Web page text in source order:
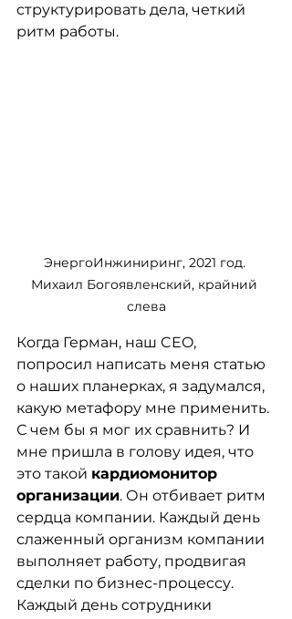
структурировать дела, четкий
ритм работы.
ЭнергоИнжиниринг, 2021 год.
Михаил Богоявленский, крайний
слева
Когда Герман, наш CEO,
попросил написать меня статью
о наших планерках, я задумался,
какую метафору мне применить.
С чем бы я мог их сравнить? И
мне пришла в голову идея, что
это такой кардиомонитор
организации. Он отбивает ритм
сердца компании. Каждый день
слаженный организм компании
выполняет работу, продвигая
сделки по бизнес-процессу.
Каждый день сотрудники